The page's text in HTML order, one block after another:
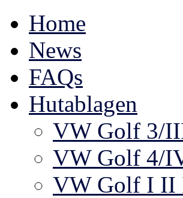
Home
News
FAQs
Hutablagen
VW Golf 3/
VW Golf 4/
VW Golf I II